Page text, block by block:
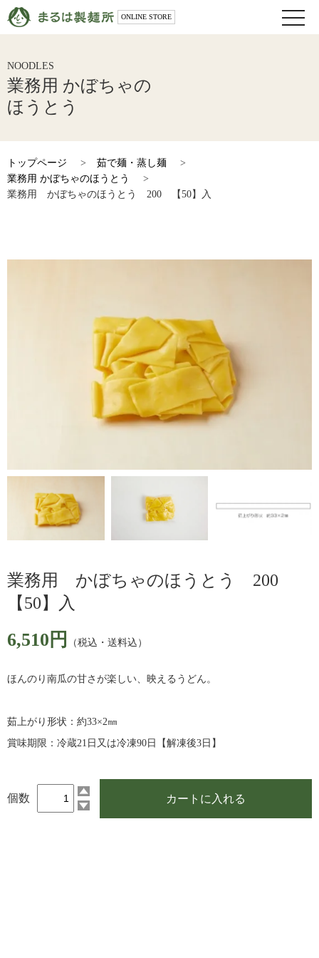
ONLINE STORE
toggle
NOODLES
業務用 かぼちゃの
ほうとう
トップページ > 茹で麺・蒸し麺
>
業務用 かぼちゃのほうとう
>
業務用 かぼちゃのほうとう 200 【50】入
業務用 かぼちゃのほうとう 200
【50】入
6,510円 （税込・送料込）
ほんのり南瓜の甘さが楽しい、映えるうどん。
茹上がり形状：約33×2㎜
賞味期限：冷蔵21日又は冷凍90日【解凍後3日】
個数